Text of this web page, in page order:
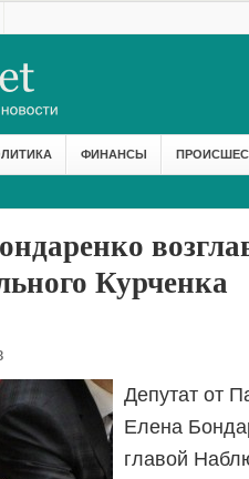
ФИНАНСЫ
Курченка
Депутат от
Елена
главой